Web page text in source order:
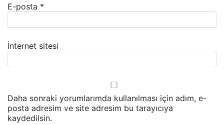
E-posta *
İnternet sitesi
Daha sonraki yorumlarımda kullanılması için adım, e-
posta adresim ve site adresim bu tarayıcıya
kaydedilsin.